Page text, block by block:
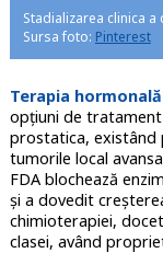
Stadializarea clinica
Sursa foto: Pinterest
Terapia hormonală
opțiuni de
prostatica, existând
tumorile local
FDA blochează
și a dovedit
chimioterapiei,
clasei, având